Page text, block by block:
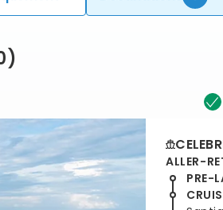
)
ALLER-
PRE-